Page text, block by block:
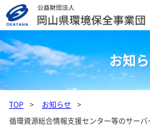
お知
TOP
お知らせ
循環資源総合情報支援センター等のサー